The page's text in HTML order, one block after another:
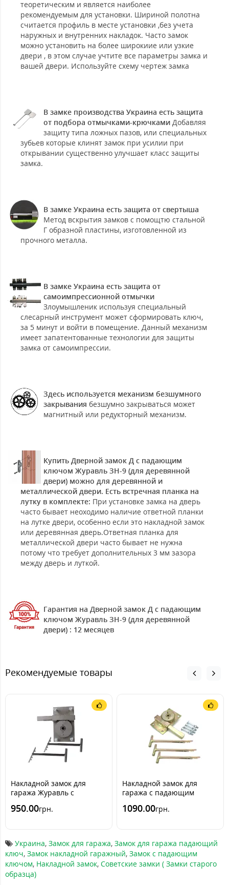
теоретическим и является наиболее
рекомендуемым для установки. Шириной полотна
считается профиль в месте установки ,без учета
наружных и внутренних накладок. Часто замок
можно установить на более широкиие или узкие
двери , в этом случае учтите все параметры замка и
вашей двери. Используйте схему чертеж замка
В замке производства Украина есть защита
от подбора отмычками-крючками Добавляя
защиту типа ложных пазов, или специальных
зубьев которые клинят замок при усилии при
открывании существенно улучшает класс защиты
замка.
В замке Украина есть защита от свертыша
Метод вскрытия замков с помощтю стальной
Г образной пластины, изготовленной из
прочного металла.
В замке Украина есть защита от
самоимпрессионной отмычки
Злоумышленик используя специальный
слесарный инструмент может сформировать ключ,
за 5 минут и войти в помещение. Данный механизм
имеет запатентованные технологии для защиты
замка от самоимпрессии.
Здесь используется механизм безшумного
закрывания безшумно закрываться может
магнитный или редукторный механизм.
Купить Дверной замок Д с падающим
ключом Журавль ЗН-9 (для деревянной
двери) можно для деревянной и
металлической двери. Есть встречная планка на
лутку в комплекте: При установке замка на дверь
часто бывает неоходимо наличие ответной планки
на лутке двери, особенно если это накладной замок
или деревянная дверь.Ответная планка для
металлической двери часто бывает не нужна
потому что требует дополнительных 3 мм зазора
между дверь и луткой.
Гарантия на Дверной замок Д с падающим
ключом Журавль ЗН-9 (для деревянной
двери) : 12 месяцев
Рекомендуемые товары
Накладной замок для
гаража Журавль с
950.00грн.
Накладной замок для
гаража с падающим
1090.00грн.
Украина, Замок для гаража, Замок для гаража падающий
ключ, Замок накладной гаражный, Замок с падающим
ключом, Накладной замок, Советские замки ( Замки старого
образца)